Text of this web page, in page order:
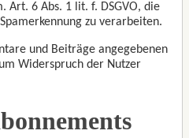
Art. 6 Abs. 1 lit. f. DSGVO, die
zu verarbeiten.
und Beiträge angegebenen
Widerspruch der Nutzer